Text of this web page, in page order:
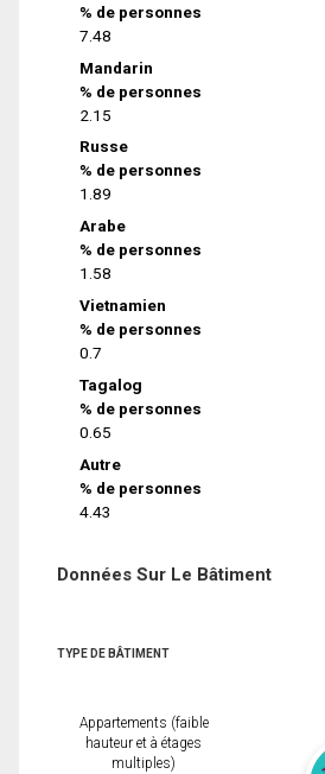
% de personnes
7.48
Mandarin
% de personnes
2.15
Russe
% de personnes
1.89
Arabe
% de personnes
1.58
Vietnamien
% de personnes
0.7
Tagalog
% de personnes
0.65
Autre
% de personnes
4.43
Données Sur Le Bâtiment
TYPE DE BÂTIMENT
Appartements (faible
hauteur et à étages
multiples)